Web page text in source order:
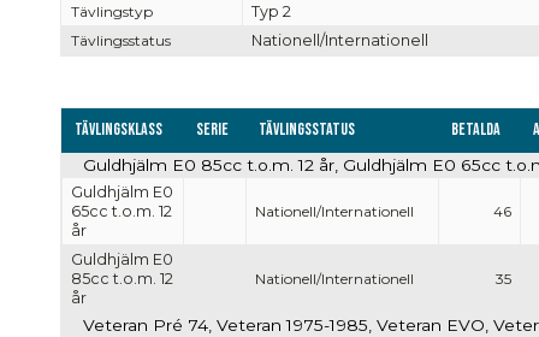
Tävlingstyp
Typ 2
Tävlingsstatus
Nationell/Internationell
Tävlingsklass Serie Tävlingsstatus Betalda
Guldhjälm E0 85cc t.o.m. 12 år, Guldhjälm E0 65cc
Guldhjälm E0
65cc t.o.m. 12
år
Nationell/Internationell 46
Guldhjälm E0
85cc t.o.m. 12
år
Nationell/Internationell 35
Veteran Pré 74, Veteran 1975-1985, Veteran EVO,